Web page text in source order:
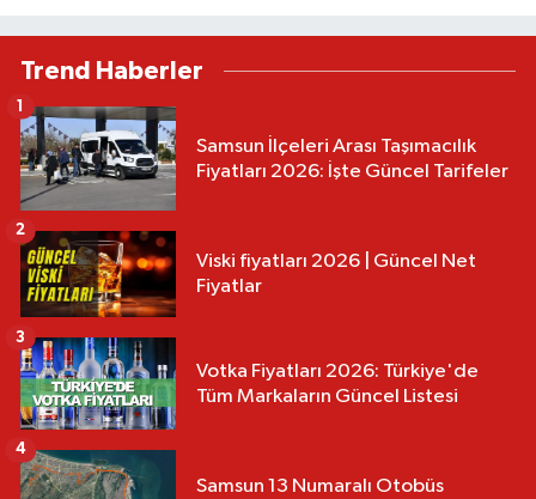
Trend Haberler
Samsun İlçeleri Arası Taşımacılık
Fiyatları 2026: İşte Güncel Tarifeler
1
Viski fiyatları 2026 | Güncel Net
Fiyatlar
2
Votka Fiyatları 2026: Türkiye'de
Tüm Markaların Güncel Listesi
3
Samsun 13 Numaralı Otobüs
4